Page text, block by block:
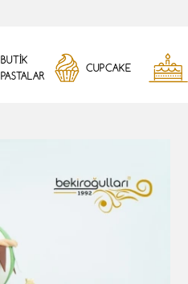
BUTİK
PASTALAR
CUPCAKE